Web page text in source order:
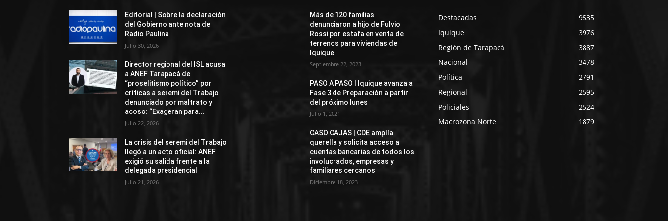
Editorial | Sobre la declaración
del Gobierno ante nota de
Radio Paulina
Julio 30, 2026
Director regional del ISL acusa
a ANEF Tarapacá de
“proselitismo político” por
críticas a seremi del Trabajo
denunciado por maltrato y
acoso: “Exageran para...
Julio 22, 2026
La crisis del seremi del Trabajo
llegó a un acto oficial: ANEF
exigió su salida frente a la
delegada presidencial
Julio 21, 2026
Más de 120 familias
denunciaron a hijo de Fulvio
Rossi por estafa en venta de
terrenos para viviendas de
Iquique
Septiembre 22, 2023
PASO A PASO I Iquique avanza a
Fase 3 de Preparación a partir
del próximo lunes
Julio 1, 2021
CASO CAJAS | CDE amplía
querella y solicita acceso a
cuentas bancarias de todos los
involucrados, empresas y
familiares cercanos
Diciembre 18, 2023
Destacadas
9535
Iquique
3976
Región de Tarapacá
3887
Nacional
3478
Política
2791
Regional
2595
Policiales
2524
Macrozona Norte
1879